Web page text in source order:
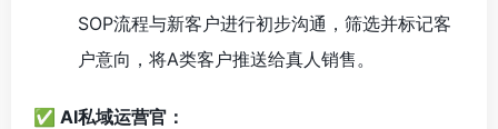
SOP流程与新客户进行初步沟通，筛选并标记客
户意向，将A类客户推送给真人销售。
✅ AI私域运营官：